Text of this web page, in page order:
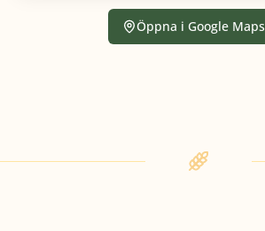
Öppna i Google Maps